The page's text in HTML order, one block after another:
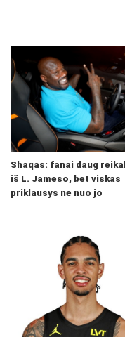
Shaqas: fanai daug
iš L. Jameso, bet viskas
priklausys ne nuo jo